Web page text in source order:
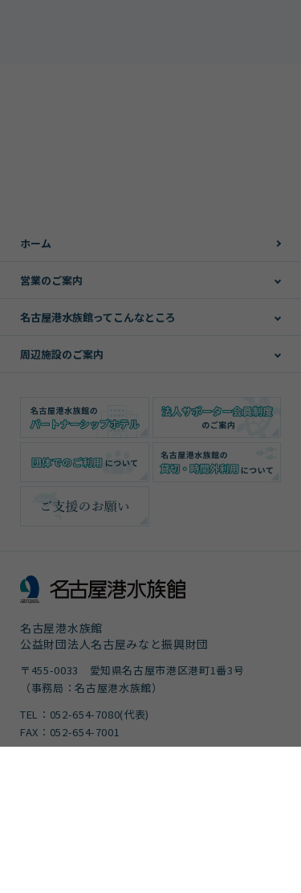
ホーム
営業のご案内
名古屋港水族館ってこんなところ
周辺施設のご案内
名古屋港水族館
公益財団法人名古屋みなと振興財団
〒455-0033 愛知県名古屋市港区港町1番3号
（事務局：名古屋港水族館）
TEL：052-654-7080(代表)
FAX：052-654-7001